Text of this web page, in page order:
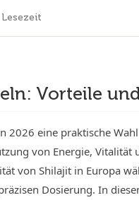
Vorteile
2026 eine praktische
von Energie,
von Shilajit in Europa
Dosierung. In